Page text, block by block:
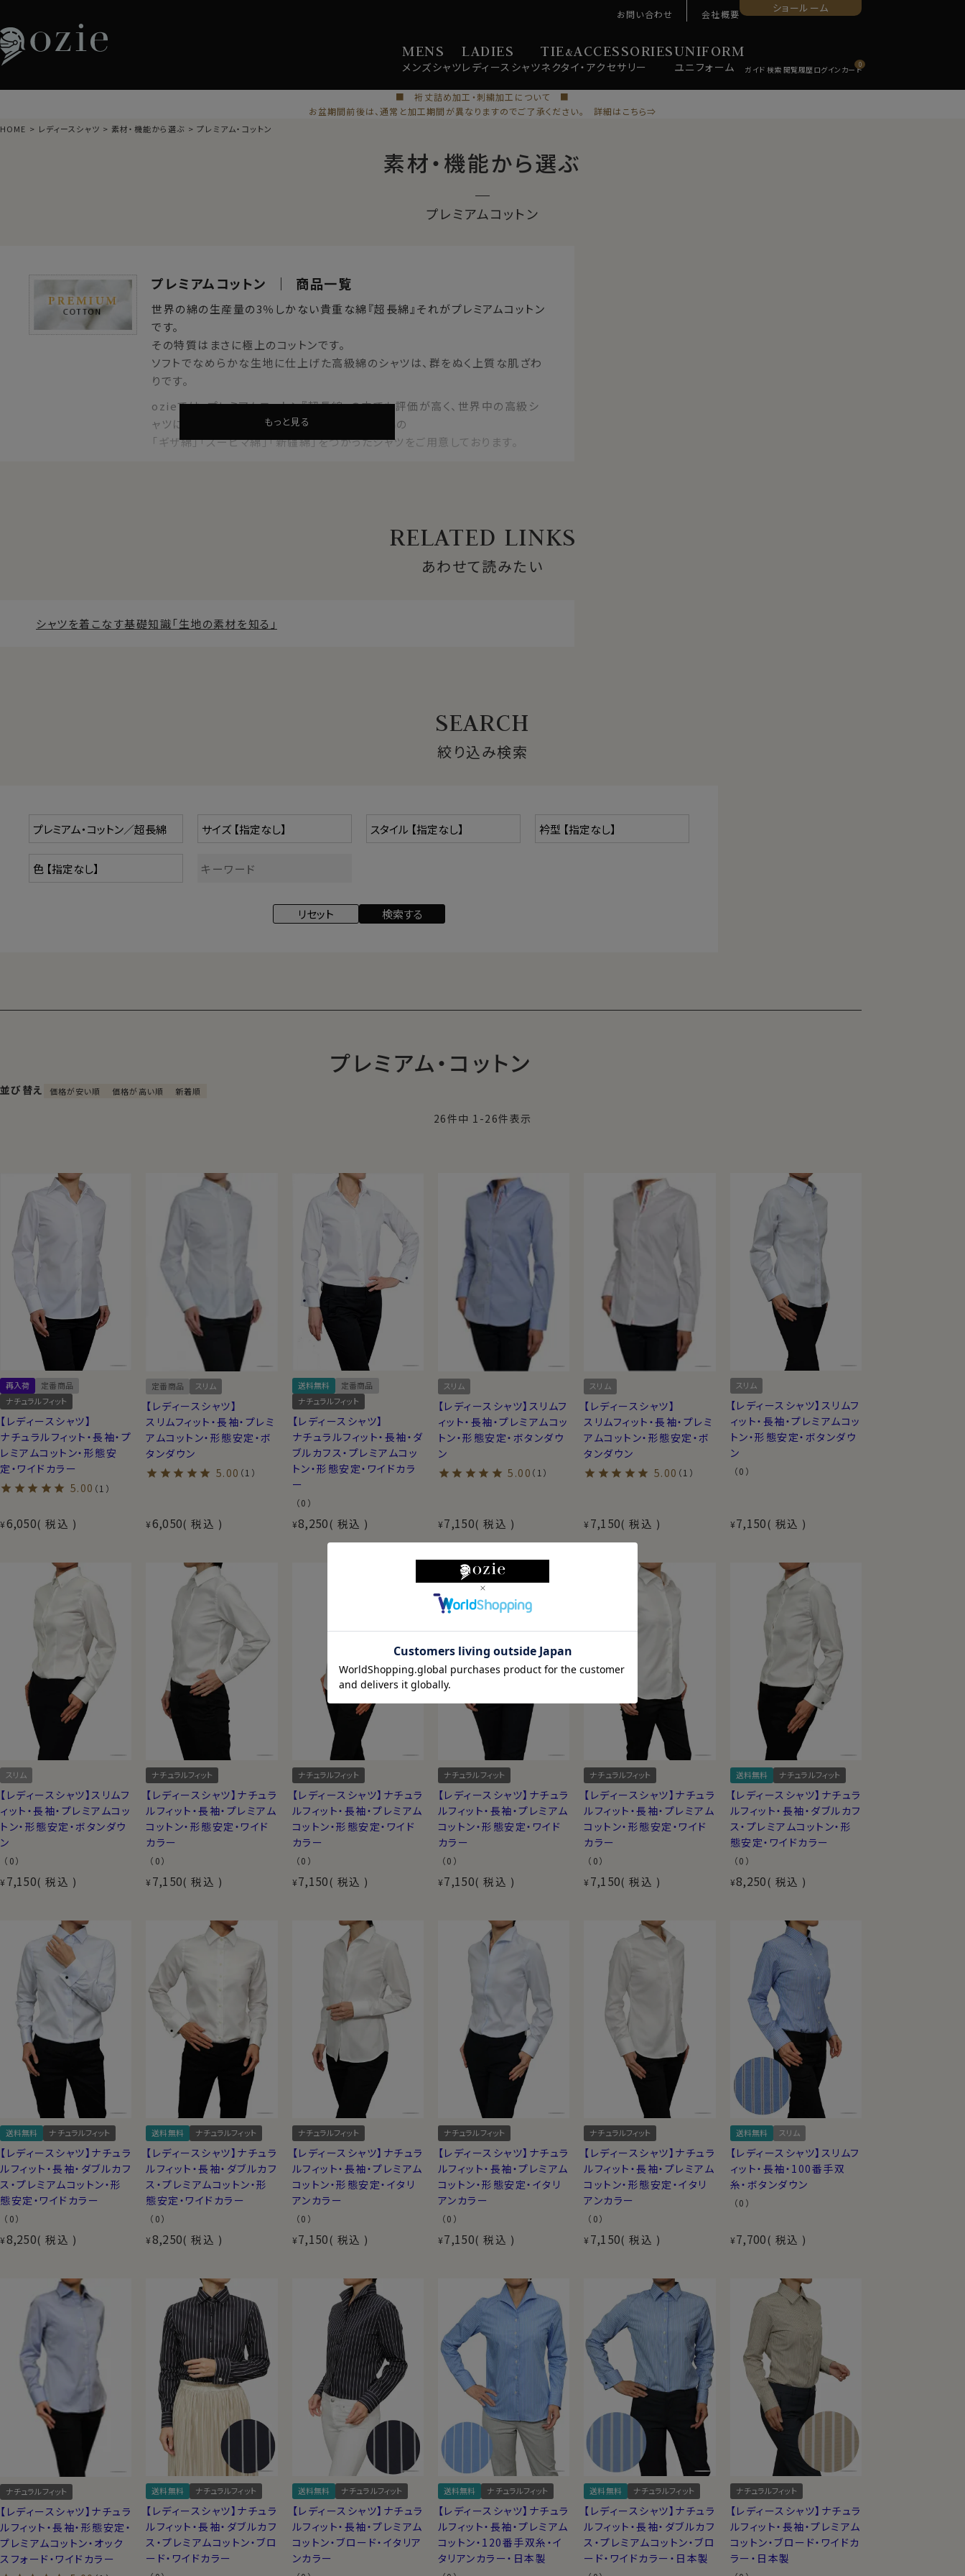
MENS
メンズシャツ
LADIES
レディース シャツ
TIE&ACCESSORIES
ネクタイ・ アクセサリー
UNIFORM
ユニ フォーム
お問い合わせ 会社概要 ショールーム
0
■ 裄丈詰め加工・刺繍加工について ■
お盆期間前後は、通常と加工期間が異なりますのでご了承ください。 詳細はこちら⇒
HOME レディースシャツ 素材・機能から選ぶ プレミアム・コットン
素材・機能から選ぶ
プレミアムコットン
プレミアムコットン ｜ 商品一覧
世界の綿の生産量の3％しかない貴重な綿『超長綿』それがプレミアムコットン
です。
その特質はまさに極上のコットンです。
ソフトでなめらかな生地に仕上げた高級綿のシャツは、群をぬく上質な肌ざわ
りです。
ozieでは、プレミアムコットン『超長綿』の中でも評価が高く、世界中の高級シ
ャツに採用されている希少価値の高いブランド綿の
「ギザ綿」「スーピマ綿」「新疆綿」をつかったシャツをご用意しております。
ふつうの綿より1.5倍～2倍くらい毛足の長い綿(28.6mm以上)、それが『超長綿』です。
上質なしっとり感
超長綿のブランドには「ギザ綿」「カリビアンコットン」「スーピマ綿」「スビン綿」「新疆綿」などがあります。
世界的に評価の高いエジプト綿。その中でも、ナイル川流域のごく一部でしか採れない希少性の高い超長
綿を「ギザ綿」（GIZAコットン）とよびます。
しかもozieで販売しているGIZA70は、紡いで糸になった段階で表面を焼き、余分な毛羽を取るといった
手間のかかる作業を行ったもの。よりソフトでなめらかな生地に仕上げた最高級綿のシャツは、手放せな
い１枚となることでしょう。
カリビアンコットン
カリブの豊かな自然の中で育てられた超長綿、それがカリビアンコットンです。
しなやかなソフト感、肌ざわり、上品な光沢感はエレガンスそのもの。
その着心地のよさからリピーター続出の人気生地です。
スーピマ綿
綿の育つ気候に最適な乾燥した暑い気候のアメリカ南西部４州（テキサス・ニューメキシコ・アリゾナ・カリ
フォルニア）で採れる超長綿。得に柔軟性や耐久性・発色性にすぐれ、型崩れしにくいのが特徴です。
新疆綿（しんきょうめん）
中国の新疆（しんきょう）ウイグル自治区で採れる超長綿です。 天山山脈の雪解け水と、灼熱の太陽によっ
て鍛えられる新疆綿は、繊維長が超長綿の中でもひときわ長く、上品な光沢・しなやかでソフトな触感をう
みだします。
※正式名称は『超長綿』です。ozieでは、お客様に直感的にわかりやすいように『プレミアムコットン』とよ
んでいます。
店長・柳田のひとことプッシュ！
貴重な綿プレミアムコットンにイージーケアや形態安定をプラス！
ozieでは、
プレミアムコットンにイージーケア加工や形態安定を施したシャツもご用意
しています。上質綿１００％のソフトな風合いや光沢のある見栄えを最大限活かしつつ、
洗濯後のお手入れを簡単にいたしました。貴重な綿のためオーダーシャツ用の生地と
して利用されることが多く、通常なら１万円～２万円近くはするシャツ。老舗シャツメー
カーならではのプライスを実現しました。上質の肌ざわりをぜひ味わってください。
もっと見る
RELATED LINKS
あわせて読みたい
シャツを着こなす基礎知識「生地の素材を知る」
絞り込み検索
プレミアム・コットン
並び替え 価格が安い順 価格が高い順 新着順
26件中 1 -26件表示
再入荷
定番商品
ナチュラルフィット
【レディースシャツ】
ナチュラルフィット・長袖・プ
レミアムコットン・形態安
定・ワイドカラー
5.00 （1）
¥6,050 税込
定番商品 スリム
【レディースシャツ】
スリムフィット・長袖・プレミ
アムコットン・形態安定・ボ
タンダウン
5.00 （1）
¥6,050 税込
送料無料
定番商品
ナチュラルフィット
【レディースシャツ】
ナチュラルフィット・長袖・ダ
ブルカフス・プレミアムコッ
トン・形態安定・ワイドカラ
ー
（0）
¥8,250 税込
スリム
【レディースシャツ】スリムフ
ィット・長袖・プレミアムコッ
トン・形態安定・ボタンダウ
ン
5.00 （1）
¥7,150 税込
スリム
【レディースシャツ】
スリムフィット・長袖・プレミ
アムコットン・形態安定・ボ
タンダウン
5.00 （1）
¥ 7,150 税込
スリム
【レディースシャツ】スリムフ
ィット・長袖・プレミアムコッ
トン・形態安定・ボタンダウ
ン
（0）
¥7,150 税込
スリム
【レディースシャツ】スリムフ
ィット・長袖・プレミアムコッ
トン・形態安定・ボタンダウ
ン
（0）
¥ 7,150 税込
ナチュラルフィット
【レディースシャツ】ナチュラ
ルフィット・長袖・プレミアム
コットン・形態安定・ワイド
カラー
（0）
¥ 7,150 税込
ナチュラルフィット
【レディースシャツ】ナチュラ
ルフィット・長袖・プレミアム
コットン・形態安定・ワイド
カラー
（0）
¥7,150 税込
ナチュラルフィット
【レディースシャツ】ナチュラ
ルフィット・長袖・プレミアム
コットン・形態安定・ワイド
カラー
（0）
¥7,150 税込
ナチュラルフィット
【レディースシャツ】ナチュラ
ルフィット・長袖・プレミアム
コットン・形態安定・ワイド
カラー
（0）
¥ 7,150 税込
送料無料 ナチュラルフィット
【レディースシャツ】ナチュラ
ルフィット・長袖・ダブルカフ
ス・プレミアムコットン・形
態安定・ワイドカラー
（0）
¥8,250 税込
送料無料 ナチュラルフィット
【レディースシャツ】ナチュラ
ルフィット・長袖・ダブルカフ
ス・プレミアムコットン・形
態安定・ワイドカラー
（0）
¥8,250 税込
送料無料 ナチュラルフィット
【レディースシャツ】ナチュラ
ルフィット・長袖・ダブルカフ
ス・プレミアムコットン・形
態安定・ワイドカラー
（0）
¥8,250 税込
ナチュラルフィット
【レディースシャツ】ナチュラ
ルフィット・長袖・プレミアム
コットン・形態安定・イタリ
アンカラー
（0）
¥7,150 税込
ナチュラルフィット
【レディースシャツ】ナチュラ
ルフィット・長袖・プレミアム
コットン・形態安定・イタリ
アンカラー
（0）
¥7,150 税込
ナチュラルフィット
【レディースシャツ】ナチュラ
ルフィット・長袖・プレミアム
コットン・形態安定・イタリ
アンカラー
（0）
¥ 7,150 税込
送料無料 スリム
【レディースシャツ】スリムフ
ィット・長袖・100番手双
糸・ボタンダウン
（0）
¥7,700 税込
ナチュラルフィット
【レディースシャツ】ナチュラ
ルフィット・長袖・形態安定・
プレミアムコットン・オック
スフォード・ワイドカラー
送料無料 ナチュラルフィット
【レディースシャツ】ナチュラ
ルフィット・長袖・ダブルカフ
ス・プレミアムコットン・ブロ
ード・ワイドカラー
送料無料 ナチュラルフィット
【レディースシャツ】ナチュラ
ルフィット・長袖・プレミアム
コットン・ブロード・イタリア
ンカラー
送料無料 ナチュラルフィット
【レディースシャツ】ナチュラ
ルフィット・長袖・プレミアム
コットン・120番手双糸・イ
タリアンカラー・日本製
送料無料 ナチュラルフィット
【レディースシャツ】ナチュラ
ルフィット・長袖・ダブルカフ
ス・プレミアムコットン・ブロ
ード・ワイドカラー・日本製
ナチュラルフィット
【レディースシャツ】ナチュラ
ルフィット・長袖・プレミアム
コットン・ブロード・ワイドカ
ラー・日本製